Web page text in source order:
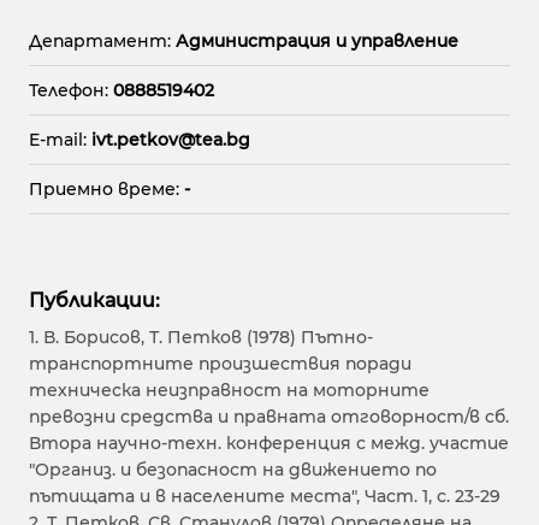
Департамент: Администрация и управление
Телефон: 0888519402
E-mail: ivt.petkov@tea.bg
Приемно време: -
Публикации:
1. В. Борисов, Т. Петков (1978) Пътно-
транспортните произшествия поради
техническа неизправност на моторните
превозни средства и правната отговорност/в сб.
Втора научно-техн. конференция с межд. участие
"Организ. и безопасност на движението по
пътищата и в населените места", Част. 1, с. 23-29